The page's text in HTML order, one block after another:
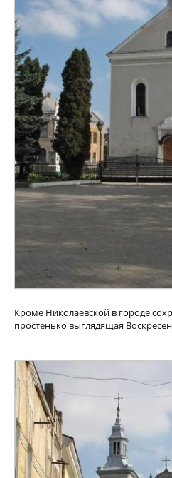
Кроме Николаевской в городе
простенько выглядящая